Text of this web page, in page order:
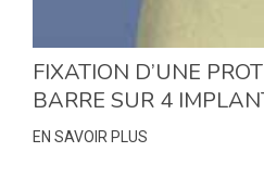
FIXATION D’UNE
BARRE SUR 4
EN SAVOIR PLUS